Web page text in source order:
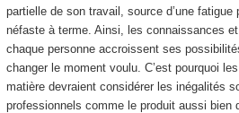
partielle de son travail, source d’une
néfaste à terme. Ainsi, les connaissances
chaque personne accroissent ses
changer le moment voulu. C’est pourquoi
matière devraient considérer les inégalités
professionnels comme le produit aussi bien